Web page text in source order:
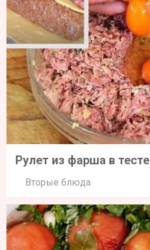
Рулет из фарша в тесте
Вторые блюда